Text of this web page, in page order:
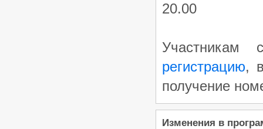
20.00
Участникам
регистрацию,
получение
Изменения в